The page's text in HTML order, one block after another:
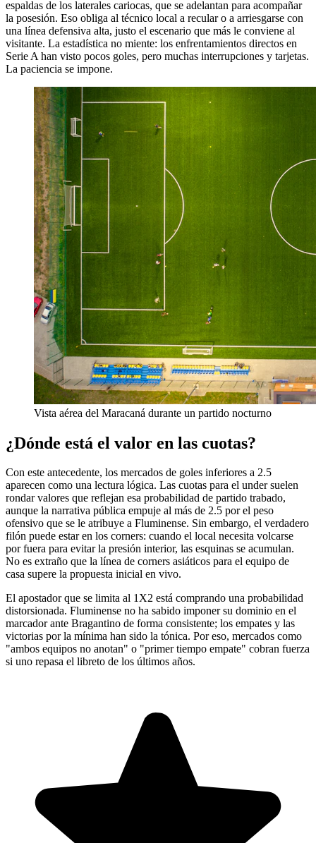
espaldas de los laterales cariocas, que se adelantan para acompañar
la posesión. Eso obliga al técnico local a recular o a arriesgarse con
una línea defensiva alta, justo el escenario que más le conviene al
visitante. La estadística no miente: los enfrentamientos directos en
Serie A han visto pocos goles, pero muchas interrupciones y tarjetas.
La paciencia se impone.
Vista aérea del Maracaná durante un partido nocturno
¿Dónde está el valor en las cuotas?
Con este antecedente, los mercados de goles inferiores a 2.5
aparecen como una lectura lógica. Las cuotas para el under suelen
rondar valores que reflejan esa probabilidad de partido trabado,
aunque la narrativa pública empuje al más de 2.5 por el peso
ofensivo que se le atribuye a Fluminense. Sin embargo, el verdadero
filón puede estar en los corners: cuando el local necesita volcarse
por fuera para evitar la presión interior, las esquinas se acumulan.
No es extraño que la línea de corners asiáticos para el equipo de
casa supere la propuesta inicial en vivo.
El apostador que se limita al 1X2 está comprando una probabilidad
distorsionada. Fluminense no ha sabido imponer su dominio en el
marcador ante Bragantino de forma consistente; los empates y las
victorias por la mínima han sido la tónica. Por eso, mercados como
"ambos equipos no anotan" o "primer tiempo empate" cobran fuerza
si uno repasa el libreto de los últimos años.